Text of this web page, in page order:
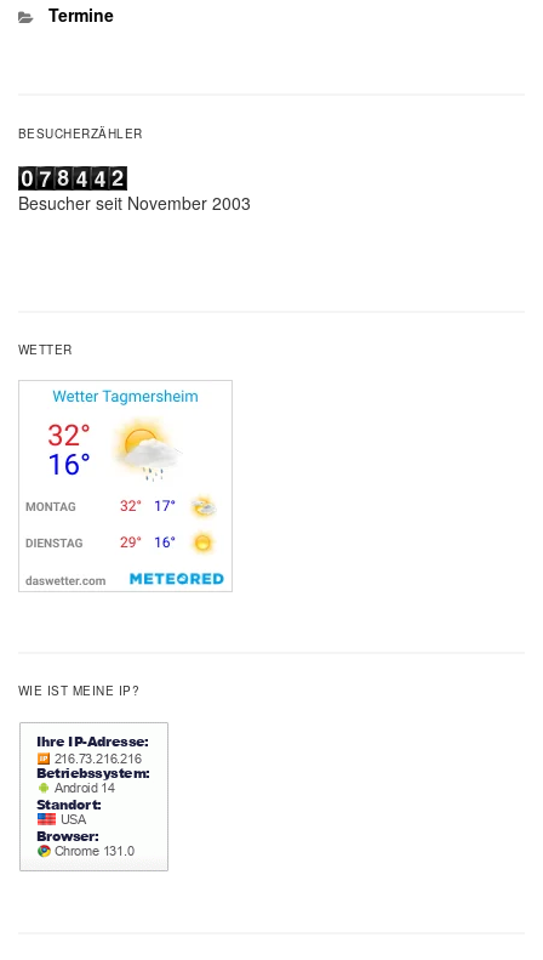
Kategorien
Termine
BESUCHERZÄHLER
Besucher seit November 2003
WETTER
WIE IST MEINE IP?